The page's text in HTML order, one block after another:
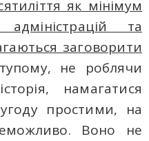
як мінімум
та
заговорити
не роблячи
намагатися
простими, на
Boнo не